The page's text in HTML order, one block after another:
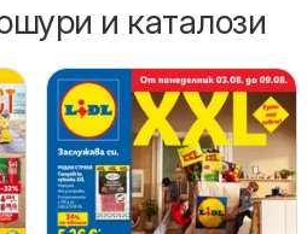
и каталози